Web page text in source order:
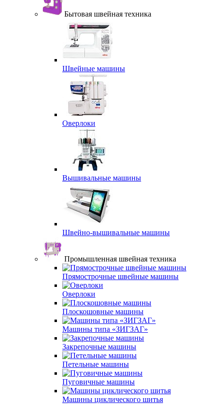
Бытовая швейная техника
Швейные машины
Оверлоки
Вышивальные машины
Швейно-вышивальные машины
Промышленная швейная техника
Прямострочные швейные машины
Оверлоки
Плоскошовные машины
Машины типа «ЗИГЗАГ»
Закрепочные машины
Петельные машины
Пуговичные машины
Машины циклического шитья